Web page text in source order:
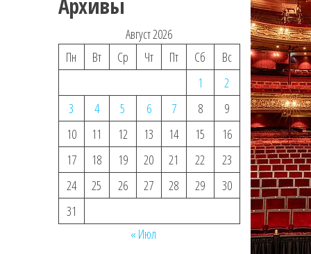
Архивы
Август 2026
Пн
Вт Ср Чт Пт Сб
Вс
1
2
3
4 5 6 7 8
9
10
11 12 13 14 15
16
17
18 19 20 21 22
23
24
25 26 27 28 29
30
31
« Июл